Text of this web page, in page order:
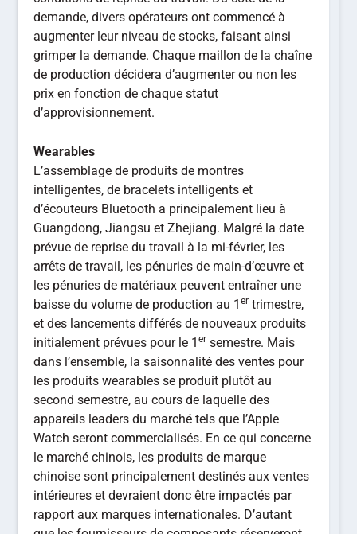
demande, divers opérateurs ont commencé à
augmenter leur niveau de stocks, faisant ainsi
grimper la demande. Chaque maillon de la chaîne
de production décidera d’augmenter ou non les
prix en fonction de chaque statut
d’approvisionnement.
Wearables
L’assemblage de produits de montres
intelligentes, de bracelets intelligents et
d’écouteurs Bluetooth a principalement lieu à
Guangdong, Jiangsu et Zhejiang. Malgré la date
prévue de reprise du travail à la mi-février, les
arrêts de travail, les pénuries de main-d’œuvre et
les pénuries de matériaux peuvent entraîner une
baisse du volume de production au 1er trimestre,
et des lancements différés de nouveaux produits
initialement prévues pour le 1er semestre. Mais
dans l’ensemble, la saisonnalité des ventes pour
les produits wearables se produit plutôt au
second semestre, au cours de laquelle des
appareils leaders du marché tels que l’Apple
Watch seront commercialisés. En ce qui concerne
le marché chinois, les produits de marque
chinoise sont principalement destinés aux ventes
intérieures et devraient donc être impactés par
rapport aux marques internationales. D’autant